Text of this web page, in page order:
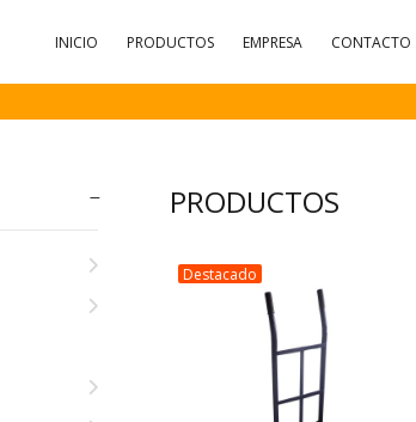
INICIO PRODUCTOS EMPRESA CONTACTO
PRODUCTOS
Destacado